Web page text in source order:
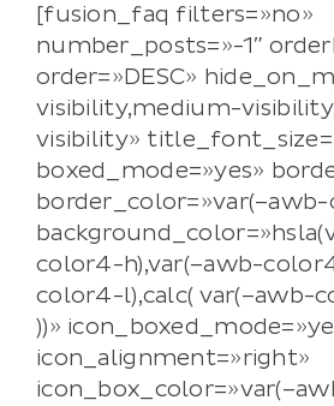
[fusion_faq filters=»no»
number_posts=»-1″
order=»DESC»
visibility,medium-
visibility»
boxed_mode=»yes»
color4-h),var(–awb-
color4-l),calc( var(–awb-
))»
icon_alignment=»right»